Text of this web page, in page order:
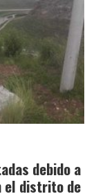
debido a
el distrito de